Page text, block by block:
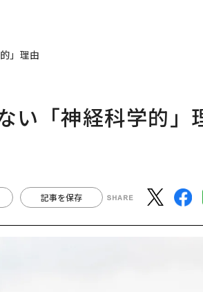
」理由
い「神経科学的」
記事を保存